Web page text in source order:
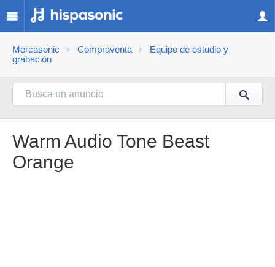
Mercasonic Compraventa
Equipo de estudio y
grabación
Warm Audio Tone Beast
Orange